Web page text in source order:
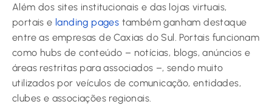
Além dos sites institucionais e das lojas virtuais,
portais e landing pages também ganham destaque
entre as empresas de Caxias do Sul. Portais funcionam
como hubs de conteúdo – notícias, blogs, anúncios e
áreas restritas para associados –, sendo muito
utilizados por veículos de comunicação, entidades,
clubes e associações regionais.